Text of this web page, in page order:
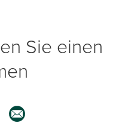
Sie einen